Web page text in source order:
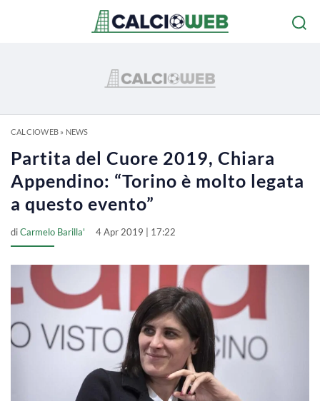
CALCIOWEB» NEWS
Partita del Cuore 2019, Chiara
Appendino: “Torino è molto legata
a questo evento”
diCarmelo Barilla' 4 Apr 2019 | 17:22